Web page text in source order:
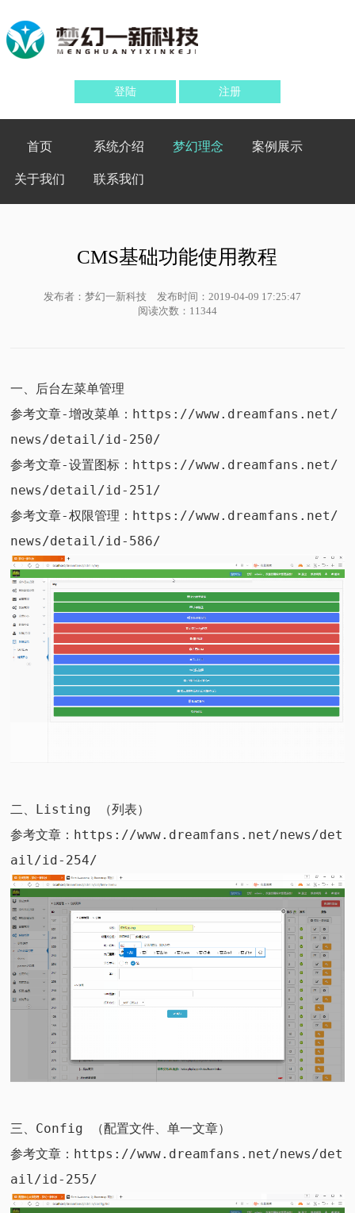
登陆 注册
首页 系统介绍 梦幻理念 案例展示
关于我们 联系我们
CMS基础功能使用教程
发布者：梦幻一新科技
发布时间：2019-04-09 17:25:47
阅读次数：11344
一、后台左菜单管理
参考文章-增改菜单： https://www.dreamfans.net/
news/detail/id-250/
参考文章-设置图标： https://www.dreamfans.net/
news/detail/id-251/
参考文章-权限管理： https://www.dreamfans.net/
news/detail/id-586/
二、Listing （列表）
参考文章： https://www.dreamfans.net/news/det
ail/id-254/
三、Config （配置文件、单一文章）
参考文章： https://www.dreamfans.net/news/det
ail/id-255/